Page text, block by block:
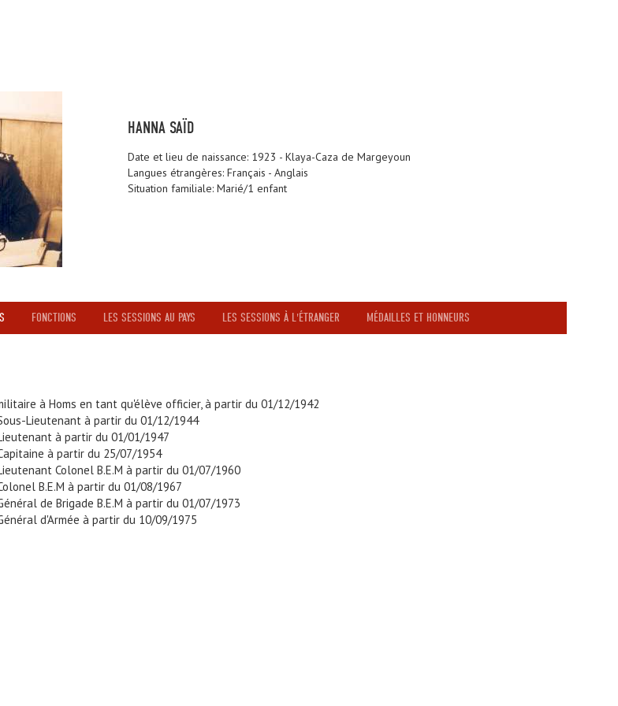
HANNA SAÏD
Date et lieu de naissance: 1923 - Klaya-Caza de Margeyoun
Langues étrangères: Français - Anglais
Situation familiale: Marié/1 enfant
FONCTIONS LES SESSIONS AU PAYS LES SESSIONS À L'ÉTRANGER MÉDAILLES ET HONNEURS
à Homs en tant qu'élève officier, à partir du 01/12/1942
Lieutenant à partir du 01/12/1944
à partir du 01/01/1947
à partir du 25/07/1954
Colonel B.E.M à partir du 01/07/1960
B.E.M à partir du 01/08/1967
de Brigade B.E.M à partir du 01/07/1973
d'Armée à partir du 10/09/1975